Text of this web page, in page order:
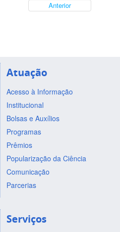
Anterior
Atuação
Acesso à Informação
Institucional
Bolsas e Auxílios
Programas
Prêmios
Popularização da Ciência
Comunicação
Parcerias
Serviços